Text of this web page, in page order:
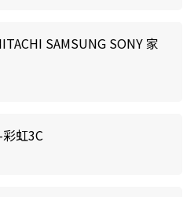
SAMSUNG SONY 家
虹3C